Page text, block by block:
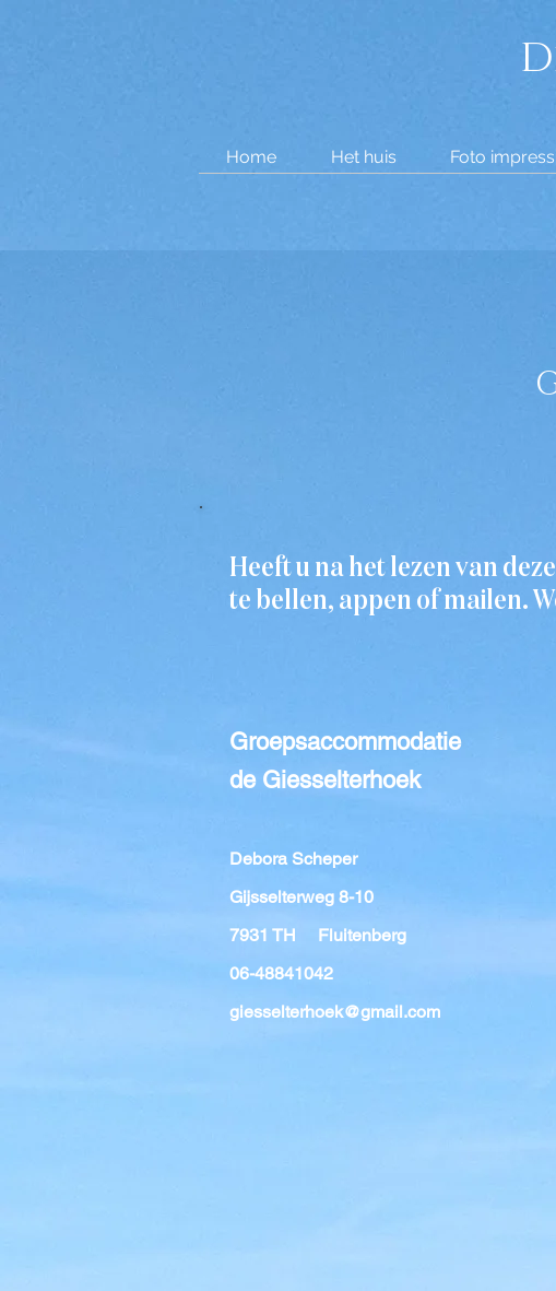
Home Het huis Foto
Heeft u na het lezen van
te bellen, appen of mailen.
Groepsaccommodatie
de Giesselterhoek
Debora Scheper
Gijsselterweg 8-10
7931 TH Fluitenberg
06-48841042
giesselterhoek@gmail.com